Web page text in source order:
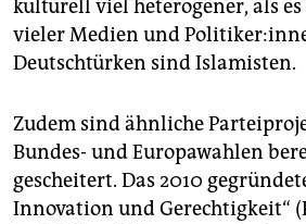
kulturell viel heterogener, als
vieler Medien und
Deutschtürken sind Islamisten.
Zudem sind ähnliche
Bundes- und Europawahlen
gescheitert. Das 2010
Innovation und Gerechtigkeit“